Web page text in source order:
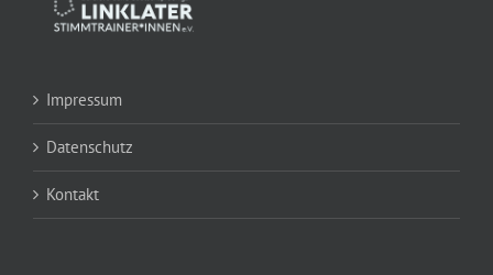
Impressum
Datenschutz
Kontakt